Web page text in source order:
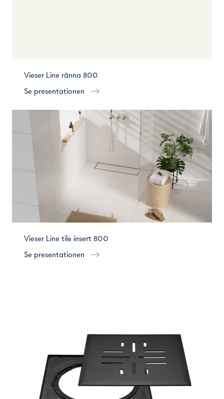
Vieser Line ränna 800
Se presentationen
Vieser Line tile insert 800
Se presentationen